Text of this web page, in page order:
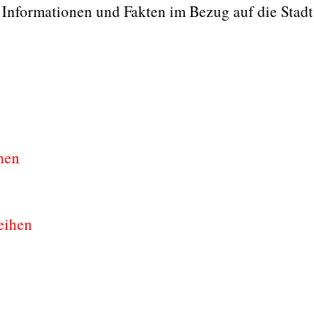
und Fakten im Bezug auf die Stadt